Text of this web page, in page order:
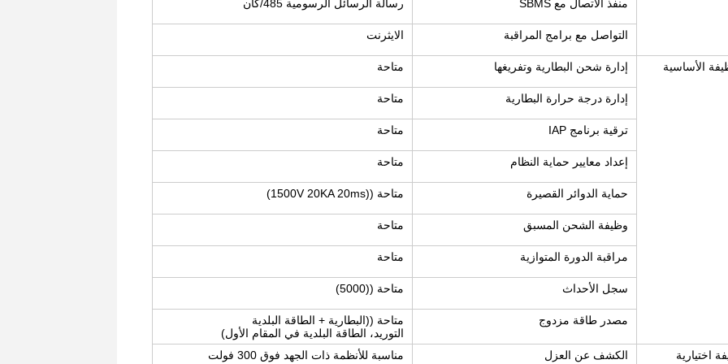
منفذ الاتصال مع SBMS رسالة الرسائل الرسومية 485/كان
التواصل مع برامج المراقبة الايثرنت
الأساسية إدارة شحن البطارية وتفريغها متاحة
إدارة درجة حرارة البطارية متاحة
ترقية برنامج IAP متاحة
إعداد معايير حماية النظام متاحة
حماية الدوائر القصيرة متاحة ((1500V 20KA 20ms)
وظيفة الشحن المسبق متاحة
مراقبة الدورة المتوازية متاحة
سجل الأحداث متاحة ((5000)
مصدر طاقة مزدوج
متاحة ((البطارية + الطاقة البلدية
التوريد، الطاقة البلدية في المقام الأول)
اختيارية
الكشف عن العزل مناسبة للأنظمة ذات الجهد فوق 300 فولت